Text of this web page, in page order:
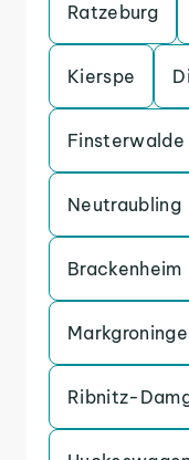
Ratzeburg
Kierspe
Finsterwalde
Neutraubling
Brackenheim
Ribnitz-